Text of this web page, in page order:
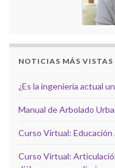
NOTICIAS MÁS VISTAS
¿Es la ingeniería actual
Manual de Arbolado
Curso Virtual:
Curso Virtual: